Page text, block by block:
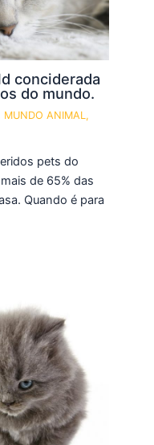
conciderada
do mundo.
MUNDO ANIMAL,
pets do
de 65% das
Quando é para